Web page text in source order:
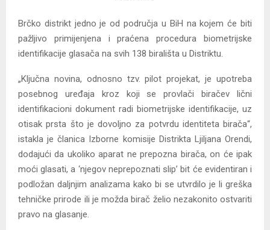
Brčko distrikt jedno je od područja u BiH na kojem će biti
pažljivo primijenjena i praćena procedura biometrijske
identifikacije glasača na svih 138 birališta u Distriktu.
„Ključna novina, odnosno tzv. pilot projekat, je upotreba
posebnog uređaja kroz koji se provlači biračev lični
identifikacioni dokument radi biometrijske identifikacije, uz
otisak prsta što je dovoljno za potvrdu identiteta birača“,
istakla je članica Izborne komisije Distrikta Ljiljana Orendi,
dodajući da ukoliko aparat ne prepozna birača, on će ipak
moći glasati, a ‘njegov neprepoznati slip’ bit će evidentiran i
podložan daljnjim analizama kako bi se utvrdilo je li greška
tehničke prirode ili je možda birač želio nezakonito ostvariti
pravo na glasanje.